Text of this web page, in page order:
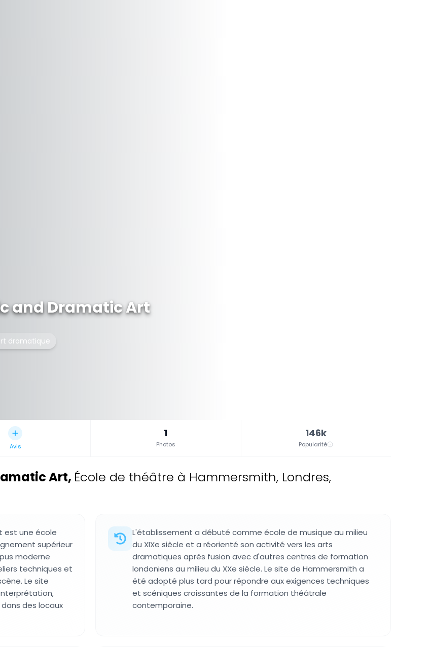
and Dramatic Art
dramatique
Avis
1
Photos
146k
Popularité
Art, École de théâtre à Hammersmith, Londres,
est une école
supérieur
moderne
techniques et
Le site
des locaux
L'établissement a débuté comme école de musique au milieu
du XIXe siècle et a réorienté son activité vers les arts
dramatiques après fusion avec d'autres centres de formation
londoniens au milieu du XXe siècle. Le site de Hammersmith a
été adopté plus tard pour répondre aux exigences techniques
et scéniques croissantes de la formation théâtrale
contemporaine.